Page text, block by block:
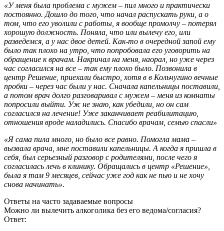
«У меня была проблема с мужем – пил много и практически
постоянно. Дошло до того, что начал распускать руки, а о
том, что его уволили с работы, я вообще промолчу – потерял
хорошую должность. Поняла, что или вылечу его, или
разведемся, а у нас двое детей. Как-то в очередной запой ему
было так плохо на утро, что попробовала его уговорить на
обращение к врачам. Накричал на меня, наорал, но уже через
час согласился на все – так ему плохо было. Позвонила в
центр Решение, приехали быстро, хотя в в Кольчугино вечные
пробки – через час были у нас. Сначала капельницы поставили,
а потом врач долго разговаривал с мужем – меня из комнаты
попросили выйти. Уж не знаю, как убедили, но он сам
согласился на лечение! Уже заканчивает реабилитацию,
отношения вроде наладились. Спасибо врачам, семью спасли»
«Я сама пила много, но было все равно. Помогла мама –
вызвала врача, мне поставили капельницы. А когда я пришла в
себя, был серьезный разговор с родителями, после чего я
согласилась лечь в клинику. Обращались в центр «Решение»,
была я там 9 месяцев, сейчас уже год как не пью и не хочу
снова начинать».
Ответы на часто задаваемые вопросы
Можно ли вылечить алкоголика без его ведома/согласия?
Ответ: